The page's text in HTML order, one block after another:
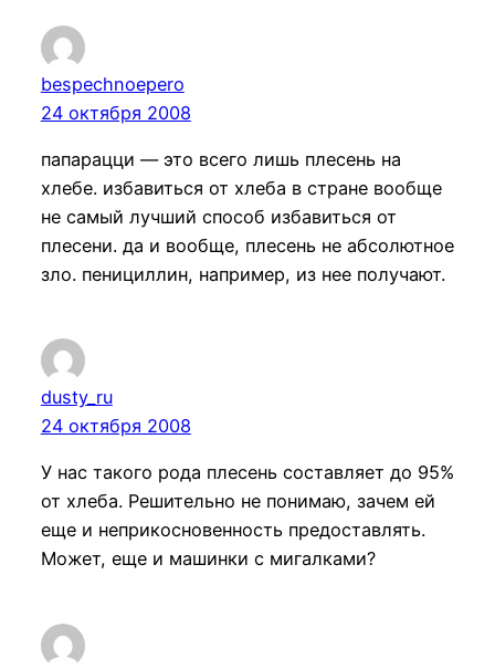
bespechnoepero
24 октября 2008
папарацци — это всего лишь плесень на
хлебе. избавиться от хлеба в стране вообще
не самый лучший способ избавиться от
плесени. да и вообще, плесень не абсолютное
зло. пенициллин, например, из нее получают.
dusty_ru
24 октября 2008
У нас такого рода плесень составляет до 95%
от хлеба. Решительно не понимаю, зачем ей
еще и неприкосновенность предоставлять.
Может, еще и машинки с мигалками?